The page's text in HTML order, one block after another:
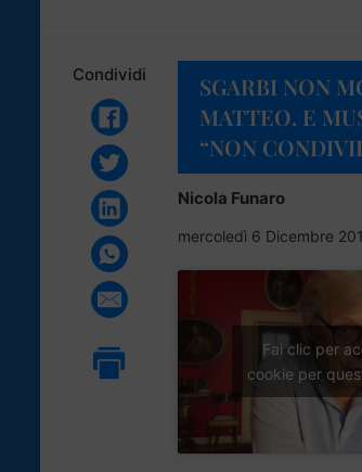
Condividi
SGARBI NON
MATTEO. E
“NON
Nicola Funaro
mercoledì 6 Dicembre
Fai clic per
cookie per